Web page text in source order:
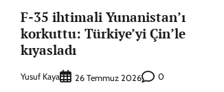
F-35 ihtimali Yunanistan’ı
korkuttu: Türkiye’yi Çin’le
kıyasladı
Yusuf Kaya 26 Temmuz 2026 0